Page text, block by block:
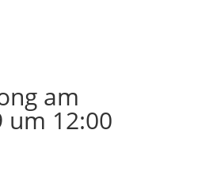
am
um 12:00